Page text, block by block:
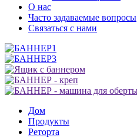
О нас
Часто задаваемые вопросы
Связаться с нами
Дом
Продукты
Реторта